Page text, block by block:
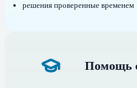
решения проверенные временем
Помощь